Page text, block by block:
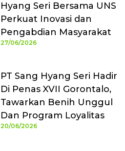
Hyang Seri Bersama UNS
Perkuat Inovasi dan
Pengabdian Masyarakat
27/06/2026
PT Sang Hyang Seri Hadir
Di Penas XVII Gorontalo,
Tawarkan Benih Unggul
Dan Program Loyalitas
20/06/2026